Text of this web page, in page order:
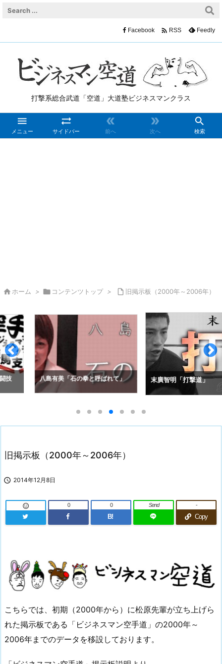
打撃系総合武道「空道」大道塾ビジネスマンクラス

メニュー

サイドバー

前へ

次へ

検索
Facebook  RSS Feedly
 ホーム >  コンテンツトップ >  旧掲示板（2000年～2006年）
呼ばれて」 末廣智明「打撃道」
アレクセイ・
の空道入門」
旧掲示板（2000年～2006年）
 2014年12月8日
 0
B!
0 Send
Copy
-
こちらでは、初期（2000年から）に松原先輩が立ち上げら
れた掲示板である「ビジネスマン空手道」の2000年～
2006年までのデータを移設しております。